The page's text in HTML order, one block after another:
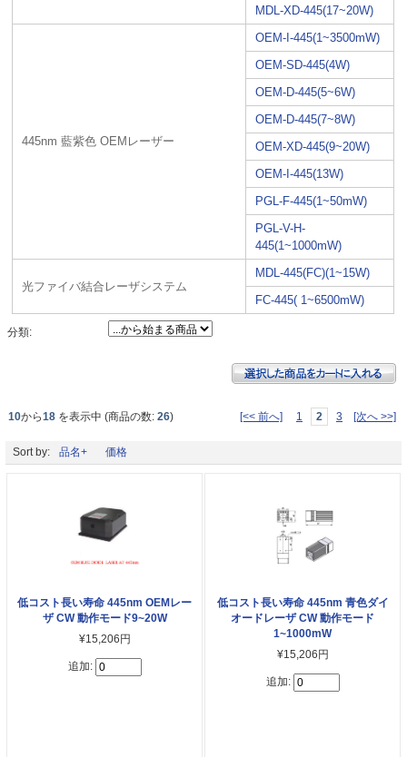
MDL-XD-445(17~20W)
445nm 藍紫色 OEMレーザー
OEM-I-445(1~3500mW)
OEM-SD-445(4W)
OEM-D-445(5~6W)
OEM-D-445(7~8W)
OEM-XD-445(9~20W)
OEM-I-445(13W)
PGL-F-445(1~50mW)
PGL-V-H-
445(1~1000mW)
光ファイバ結合レーザシステム
MDL-445(FC)(1~15W)
FC-445( 1~6500mW)
分類:
10から18 を表示中 (商品の数: 26) [<< 前へ] 1 2 3 [次へ >>]
Sort by: 品名+ 価格
低コスト長い寿命 445nm OEMレー
ザ CW 動作モード9~20W
¥15,206円
追加:
低コスト長い寿命 445nm 青色ダイ
オードレーザ CW 動作モード
1~1000mW
¥15,206円
追加: